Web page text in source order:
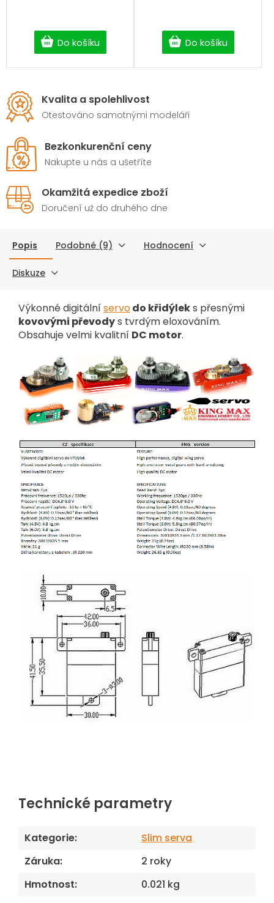
Do košíku Do košíku
Kvalita a spolehlivost
Otestováno samotnými modeláři
Bezkonkurenční ceny
Nakupte u nás a ušetříte
Okamžitá expedice zboží
Doručení už do druhého dne
Popis Podobné (9) Hodnocení
Diskuze
Výkonné digitálníservodo křidýleks přesnými
kovovými převodys tvrdým eloxováním.
Obsahuje velmi kvalitní DC motor.
Technické parametry
Kategorie:
Slim serva
Záruka:
2 roky
Hmotnost:
0.021 kg